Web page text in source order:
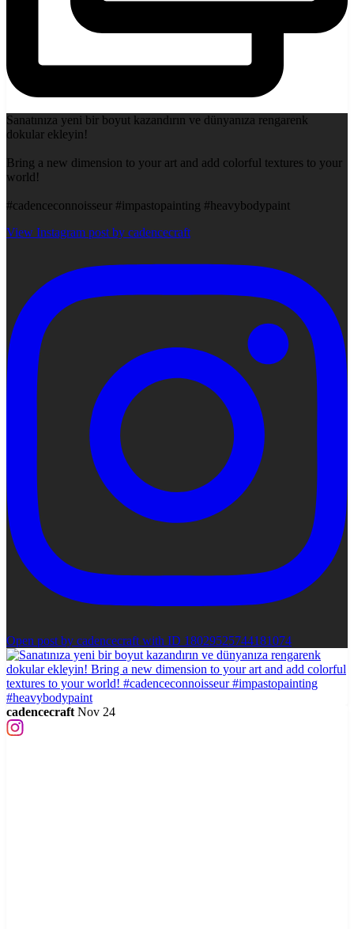
Sanatınıza yeni bir boyut kazandırın ve dünyanıza rengarenk
dokular ekleyin!
Bring a new dimension to your art and add colorful textures to your
world!
#cadenceconnoisseur #impastopainting #heavybodypaint
View Instagram post by cadencecraft
Open post by cadencecraft with ID 18029525744181074
cadencecraft Nov 24